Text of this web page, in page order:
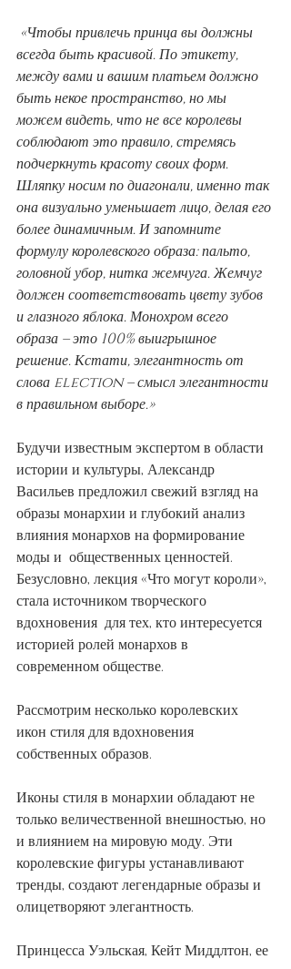
«Чтобы привлечь принца вы должны
всегда быть красивой. По этикету,
между вами и вашим платьем должно
быть некое пространство, но мы
можем видеть, что не все королевы
соблюдают это правило, стремясь
подчеркнуть красоту своих форм.
Шляпку носим по диагонали, именно так
она визуально уменьшает лицо, делая его
более динамичным. И запомните
формулу королевского образа: пальто,
головной убор, нитка жемчуга. Жемчуг
должен соответствовать цвету зубов
и глазного яблока. Монохром всего
образа – это 100% выигрышное
решение. Кстати, элегантность от
слова election – смысл элегантности
в правильном выборе.»
Будучи известным экспертом в области
истории и культуры, Александр
Васильев предложил свежий взгляд на
образы монархии и глубокий анализ
влияния монархов на формирование
моды и  общественных ценностей.
Безусловно, лекция «Что могут короли»,
стала источником творческого
вдохновения  для тех, кто интересуется
историей ролей монархов в
современном обществе.
Рассмотрим несколько королевских
икон стиля для вдохновения
собственных образов.
Иконы стиля в монархии обладают не
только величественной внешностью, но
и влиянием на мировую моду. Эти
королевские фигуры устанавливают
тренды, создают легендарные образы и
олицетворяют элегантность.
Принцесса Уэльская, Кейт Миддлтон, ее